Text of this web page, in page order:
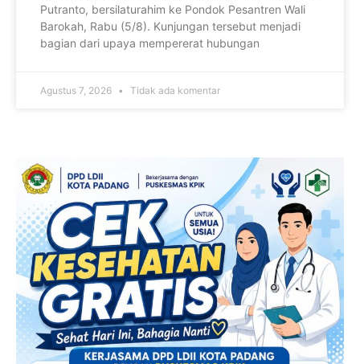
Putranto, bersilaturahim ke Pondok Pesantren Wali
Barokah, Rabu (5/8). Kunjungan tersebut menjadi
bagian dari upaya mempererat hubungan
Agustus 7, 2026 Tidak ada komentar